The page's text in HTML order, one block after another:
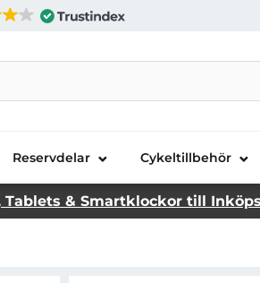
Reservdelar Cykeltillbehör
Tablets & Smartklockor till